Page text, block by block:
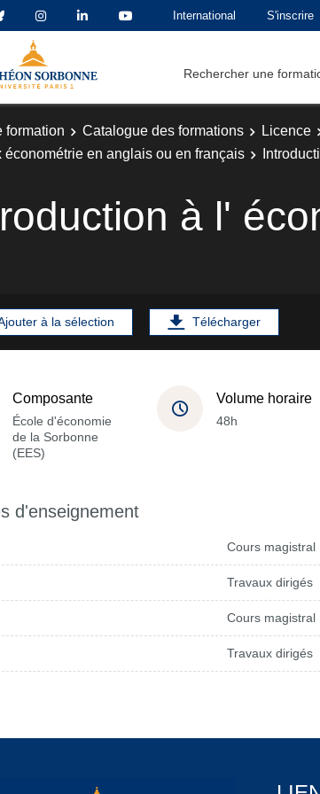
International S'inscrire
Rechercher une
formation Catalogue des formations Licence
économétrie en anglais ou en français
à l'
à la sélection Télécharger
Composante
École d'économie
de la Sorbonne
(EES)
Volume horaire
48h
d'enseignement
Cours magistral
Travaux dirigés
Cours magistral
Travaux dirigés